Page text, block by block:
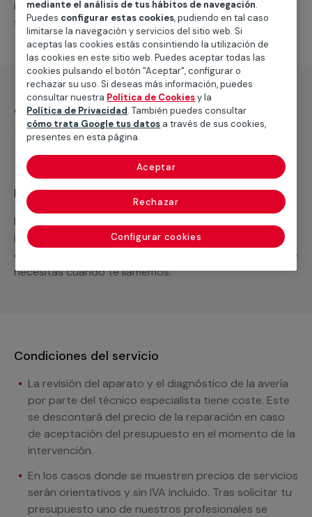
intervenciones a realizar, o la mano de obra que hará
falta para completar tu proyecto.
¿Qué incluye?
Desplazamiento
Recuerda que en MULTIMAP
Podemos ofrecer cualquier servicio a medida
incluyendo todo lo que necesites: materiales,
equipamientos, electrodomésticos, etc. Cuéntanos que
necesitas cuando te llamemos.
Condiciones del servicio
La revisión del aparato y el diagnóstico de la avería
por parte del técnico especialista tiene coste. Este
se descontará del precio de la reparación en caso
de aceptación del presupuesto en el momento de la
intervención.
En los casos donde se muestren precios de servicios
serán orientativos y sin IVA incluido. Tras solicitar tu
presupuesto uno de nuestros profesionales se
mediante el análisis de tus hábitos de navegación.
Puedes configurar estas cookies, pudiendo en tal caso
limitarse la navegación y servicios del sitio web. Si
aceptas las cookies estás consintiendo la utilización de
las cookies en este sitio web. Puedes aceptar todas las
cookies pulsando el botón "Aceptar", configurar o
rechazar su uso. Si deseas más información, puedes
consultar nuestra Política de Cookiesy la
Política de Privacidad. También puedes consultar
cómo trata Google tus datos a través de sus cookies,
presentes en esta página.
Configurar cookies
Rechazar
Aceptar